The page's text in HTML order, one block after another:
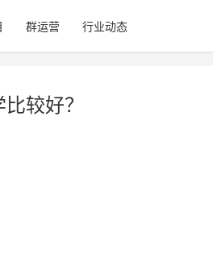
群运营 行业动态
较好？